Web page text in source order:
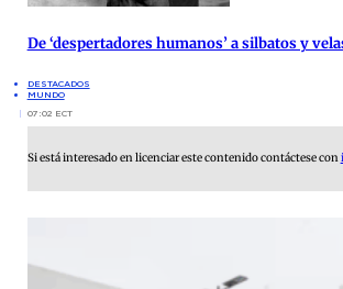
De ‘despertadores humanos’ a silbatos y
DESTACADOS
MUNDO
07:02 ECT
Si está interesado en licenciar este contenido contáctese con